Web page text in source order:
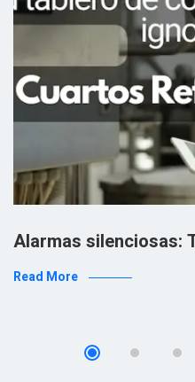
Alarmas silenciosas:
Read More